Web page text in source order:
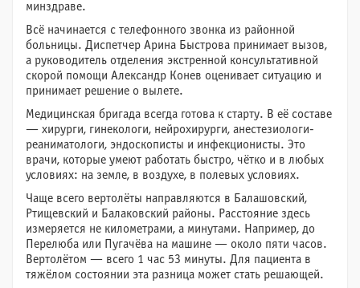
минздраве.
Всё начинается с телефонного звонка из районной
больницы. Диспетчер Арина Быстрова принимает вызов,
а руководитель отделения экстренной консультативной
скорой помощи Александр Конев оценивает ситуацию и
принимает решение о вылете.
Медицинская бригада всегда готова к старту. В её составе
— хирурги, гинекологи, нейрохирурги, анестезиологи-
реаниматологи, эндоскописты и инфекционисты. Это
врачи, которые умеют работать быстро, чётко и в любых
условиях: на земле, в воздухе, в полевых условиях.
Чаще всего вертолёты направляются в Балашовский,
Ртищевский и Балаковский районы. Расстояние здесь
измеряется не километрами, а минутами. Например, до
Перелюба или Пугачёва на машине — около пяти часов.
Вертолётом — всего 1 час 53 минуты. Для пациента в
тяжёлом состоянии эта разница может стать решающей.